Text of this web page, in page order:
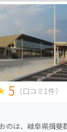
ームや柿パフェな
、広々とした駐車場と休憩
、ドライブ中の
気があり、多くの
める自然豊かな
桜並木が美しく、
黄色に色づき、紅
きは、地元の美味
も最適なので、ぜ
5 （口コミ1件）
のは、岐阜県揖斐